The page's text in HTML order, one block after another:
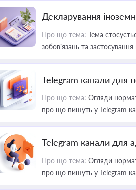
Декларування
Про що тема: Тема
зобов’язань та
Telegram канали для
Про що тема: Огляди
про що пишуть у Telegram
Telegram канали для
Про що тема: Огляди
про що пишуть у Telegram